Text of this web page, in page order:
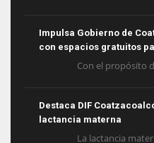
Impulsa Gobierno de
con espacios gratuitos
Con el propósito
Destaca DIF
lactancia materna
La lactancia